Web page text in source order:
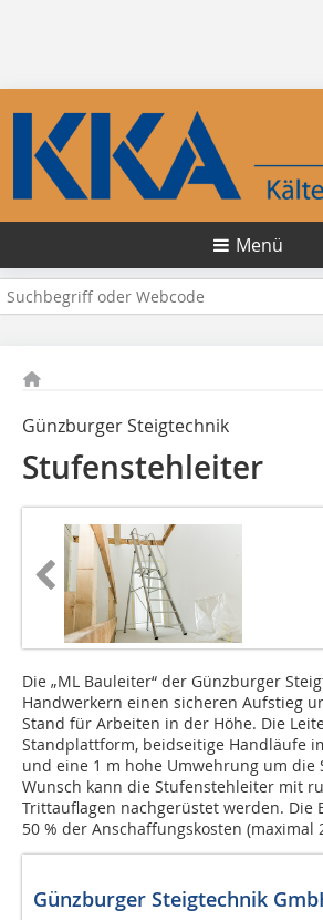
Menü
Günzburger Steigtechnik
Stufenstehleiter
Die „ML Bauleiter“ der Günzburger
Handwerkern einen sicheren Aufstieg
Stand für Arbeiten in der Höhe. Die
Standplattform, beidseitige Handläufe
und eine 1 m hohe Umwehrung um
Wunsch kann die Stufenstehleiter mit
Trittauflagen nachgerüstet werden. Die
50 % der Anschaffungskosten (maximal
Günzburger Steigtechnik